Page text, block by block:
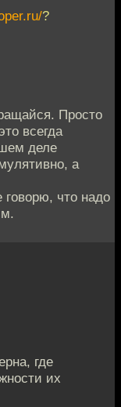
?
Просто
всегда
деле
а
говорю, что надо
где
их